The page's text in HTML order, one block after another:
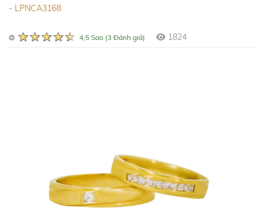
- LPNCA3168
4,5 Sao (3 Đánh giá) 1824